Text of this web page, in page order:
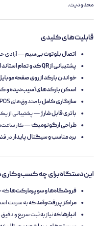
محدودیت.
قابلیت‌های کلیدی
اتصال بلوتوث بی‌سیم— آزادی
پشتیبانی از QR کد و تمام استانداردهای بارکد دوبعدی
خواندن بارکد از روی صفحه
اسکن بارکدهای آسیب‌دیده و
سازگاری کاملبا صندوق‌های POS، لپ‌تاپ و کامپیوتر
باتری قابل شارژ— پشتیبانی از
طراحی ارگونومیک— کار
برد مناسب و سیگنال پایداردر
این دستگاه برای چه کسب‌وکاری
فروشگاه‌ها و سوپرمارکت‌هاکه
مراکز پررفت‌وآمدکه به سرعت
انبارهاکه نیاز به ثبت سریع و دقیق